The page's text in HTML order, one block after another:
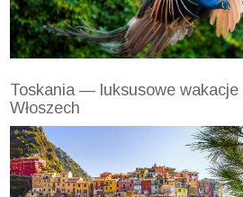
Toskania — luksusowe wakacje
Włoszech